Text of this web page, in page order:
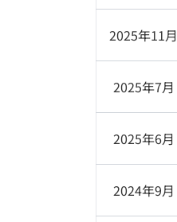
2025年11月
2025年7月
2025年6月
2024年9月